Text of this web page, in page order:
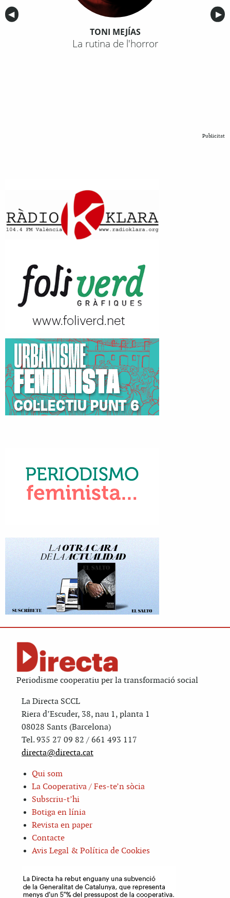
Anterior
◀︎ ▶︎
TONI MEJÍAS
La rutina de l'horror
Publicitat
Periodisme cooperatiu per la transformació social
La Directa SCCL
Riera d’Escuder, 38, nau 1, planta 1
08028 Sants (Barcelona)
Tel. 935 27 09 82 / 661 493 117
directa@directa.cat
Qui som
La Cooperativa / Fes-te’n sòcia
Subscriu-t’hi
Botiga en línia
Revista en paper
Contacte
Avis Legal & Política de Cookies